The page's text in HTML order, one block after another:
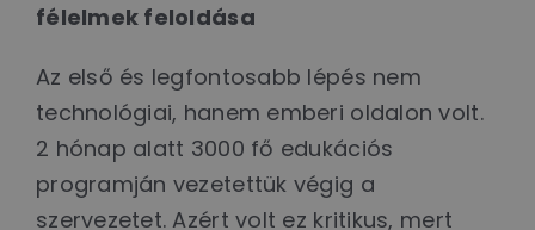
félelmek feloldása
Az első és legfontosabb lépés nem
technológiai, hanem emberi oldalon volt.
2 hónap alatt 3000 fő edukációs
programján vezetettük végig a
szervezetet. Azért volt ez kritikus, mert